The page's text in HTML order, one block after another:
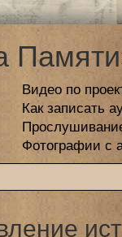
Видео по
Как записать
Фотографии с